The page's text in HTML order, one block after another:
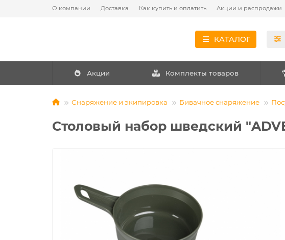
О компании Доставка Как купить и оплатить Акции и распродажи
КАТАЛОГ
Акции Комплекты товаров
Снаряжение и экипировка Бивачное снаряжение
Столовый набор шведский